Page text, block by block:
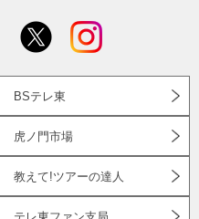
BSテレ東
虎ノ門市場
教えて!ツアーの達人